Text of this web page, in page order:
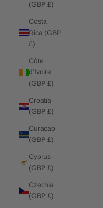
(GBP £)
Costa
Rica (GBP
£)
Côte
d’Ivoire
(GBP £)
Croatia
(GBP £)
Curaçao
(GBP £)
Cyprus
(GBP £)
Czechia
(GBP £)